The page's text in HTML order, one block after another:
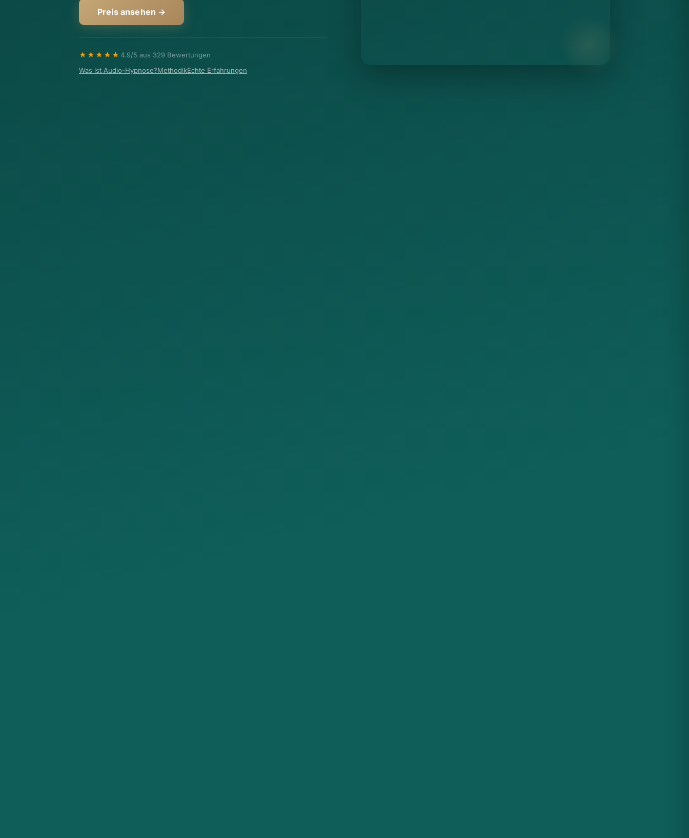
Preis ansehen →
★★★★★ 4.9/5 aus 329 Bewertungen
Was ist Audio-Hypnose?MethodikEchte Erfahrungen